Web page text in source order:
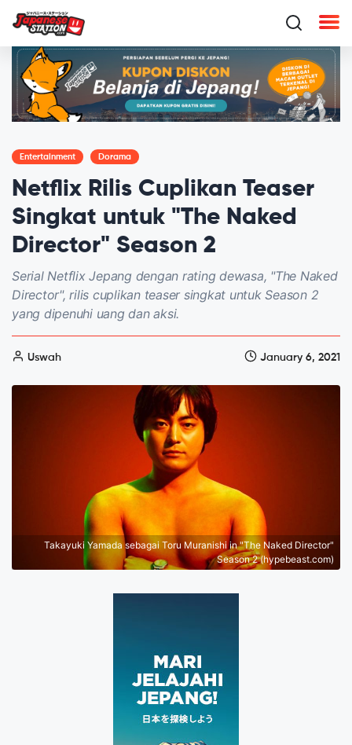
Entertainment Dorama
Netflix Rilis Cuplikan Teaser
Singkat untuk "The Naked
Director" Season 2
Serial Netflix Jepang dengan rating dewasa, "The Naked
Director", rilis cuplikan teaser singkat untuk Season 2
yang dipenuhi uang dan aksi.
Uswah January 6, 2021
Takayuki Yamada sebagai Toru Muranishi in "The Naked Director"
Season 2 (hypebeast.com)